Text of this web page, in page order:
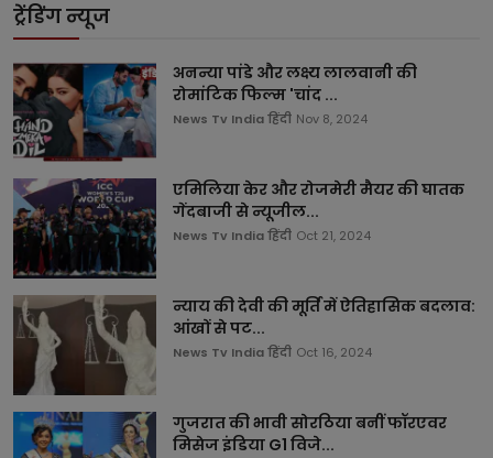
ट्रेंडिंग न्यूज
अनन्या पांडे और लक्ष्य लालवानी की
रोमांटिक फिल्म 'चांद ...
News Tv India हिंदी Nov 8, 2024
एमिलिया केर और रोजमेरी मैयर की घातक
गेंदबाजी से न्यूजील...
News Tv India हिंदी Oct 21, 2024
न्याय की देवी की मूर्ति में ऐतिहासिक बदलाव:
आंखों से पट...
News Tv India हिंदी Oct 16, 2024
गुजरात की भावी सोरठिया बनीं फॉरएवर
मिसेज इंडिया G1 विजे...